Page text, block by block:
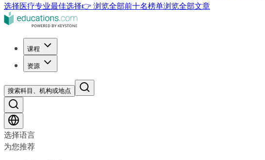
选择医疗专业最佳选择👉 浏览全部前十名榜单浏览全部文章
课程
资源
搜索科目、机构或地点
选择语言
为您推荐